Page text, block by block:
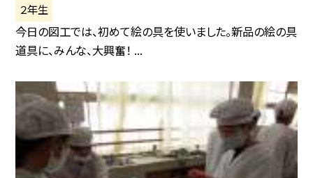
２年生
今日の図工では、初めて絵の具を使いました。新品の絵の具
道具に、みんな、大興奮！ ...